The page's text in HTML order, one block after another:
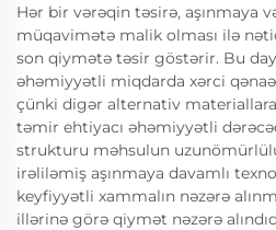
Hər bir vərəqin təsirə, aşınmaya
müqavimətə malik olması ilə
son qiymətə təsir göstərir. Bu
əhəmiyyətli miqdarda xərci
çünki digər alternativ
təmir ehtiyacı əhəmiyyətli
strukturu məhsulun
irəliləmiş aşınmaya davamlı
keyfiyyətli xammalın nəzərə
illərinə görə qiymət nəzərə